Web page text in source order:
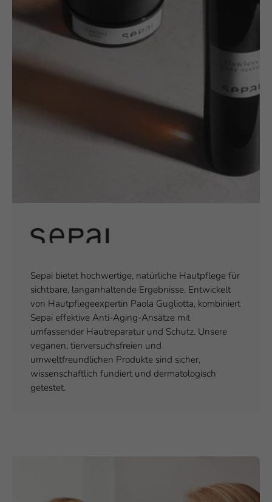
Sepai bietet hochwertige, natürliche Hautpflege für
sichtbare, langanhaltende Ergebnisse. Entwickelt
von Hautpflegeexpertin Paola Gugliotta, kombiniert
Sepai effektive Anti-Aging-Ansätze mit
umfassender Hautreparatur und Schutz. Unsere
veganen, tierversuchsfreien und
umweltfreundlichen Produkte sind sicher,
wissenschaftlich fundiert und dermatologisch
getestet.